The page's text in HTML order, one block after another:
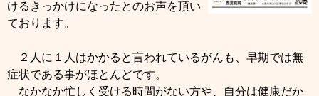
けるきっかけになったとのお声を頂い
ております。
２人に１人はかかると言われているがんも、早期では無
症状である事がほとんどです。
なかなか忙しく受ける時間がない方や、自分は健康だか